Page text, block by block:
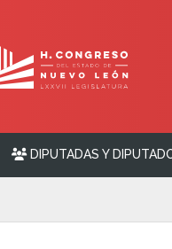
DIPUTADAS Y